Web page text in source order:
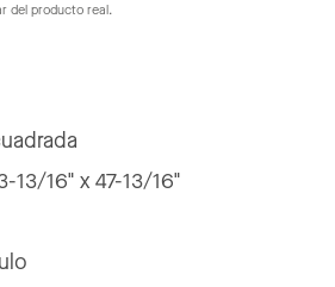
del producto real.
13/16" x 47-13/16"